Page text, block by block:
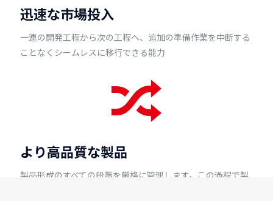
迅速な市場投入
一連の開発工程から次の工程へ、追加の準備作業を中断する
ことなくシームレスに移行できる能力
より高品質な製品
製品形成のすべての段階を厳格に管理します。この過程で製